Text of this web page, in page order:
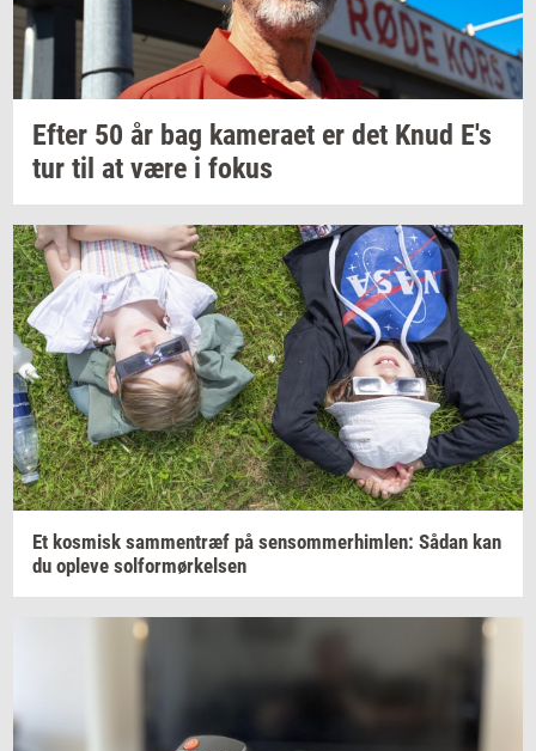
Efter 50 år bag ka­me­ra­et er det Knud E's
tur til at være i fokus
Et kos­misk sam­men­træf på sen­som­mer­him­len: Sådan kan
du op­le­ve sol­for­mør­kel­sen